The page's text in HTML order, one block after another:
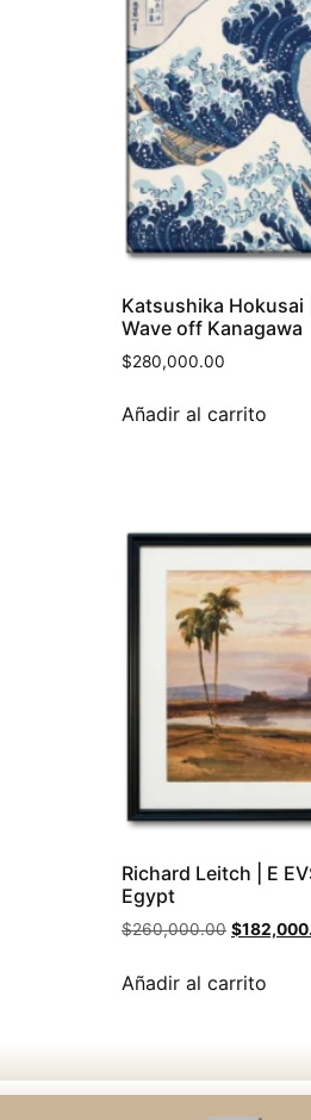
Katsushika Hokusai
Wave off Kanagawa
$280,000.00
Añadir al carrito
Richard Leitch | E
Egypt
$260,000.00 $
Añadir al carrito